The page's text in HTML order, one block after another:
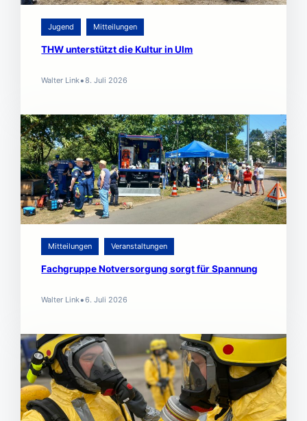
Jugend Mitteilungen
THW unterstützt die Kultur in Ulm
Walter Link•8. Juli 2026
Mitteilungen Veranstaltungen
Fachgruppe Notversorgung sorgt für Spannung
Walter Link•6. Juli 2026